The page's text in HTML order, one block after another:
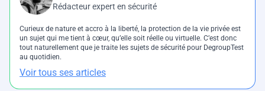
Rédacteur expert en sécurité
Curieux de nature et accro à la liberté, la protection de la vie privée est
un sujet qui me tient à cœur, qu’elle soit réelle ou virtuelle. C’est donc
tout naturellement que je traite les sujets de sécurité pour DegroupTest
au quotidien.
Voir tous ses articles